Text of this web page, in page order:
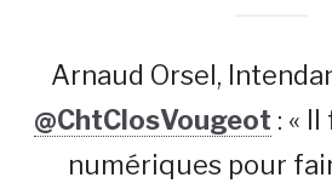
Arnaud Orsel,
@ChtClosVougeot : «
numériques pour